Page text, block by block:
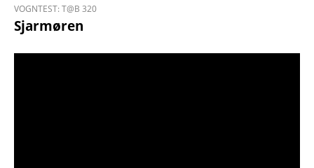
VOGNTEST: T@B 320
Sjarmøren